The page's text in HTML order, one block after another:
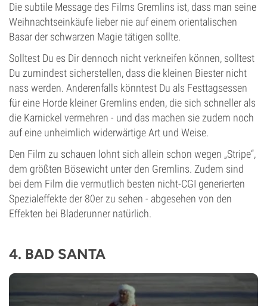
Die subtile Message des Films Gremlins ist, dass man seine
Weihnachtseinkäufe lieber nie auf einem orientalischen
Basar der schwarzen Magie tätigen sollte.
Solltest Du es Dir dennoch nicht verkneifen können, solltest
Du zumindest sicherstellen, dass die kleinen Biester nicht
nass werden. Anderenfalls könntest Du als Festtagsessen
für eine Horde kleiner Gremlins enden, die sich schneller als
die Karnickel vermehren - und das machen sie zudem noch
auf eine unheimlich widerwärtige Art und Weise.
Den Film zu schauen lohnt sich allein schon wegen „Stripe“,
dem größten Bösewicht unter den Gremlins. Zudem sind
bei dem Film die vermutlich besten nicht-CGI generierten
Spezialeffekte der 80er zu sehen - abgesehen von den
Effekten bei Bladerunner natürlich.
4. BAD SANTA